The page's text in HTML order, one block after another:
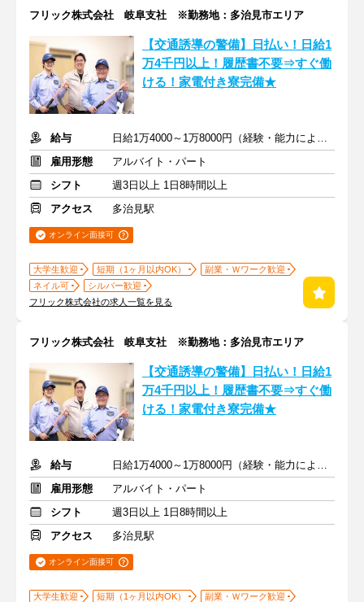
フリック株式会社 岐阜支社 ※勤務地：多治見市エリア
【交通誘導の警備】日払い！日給1
万4千円以上！履歴書不要⇒すぐ働
ける！家電付き寮完備★
給与
日給1万4000～1万8000円（経験・能力による）
雇用形態
アルバイト・パート
シフト
週3日以上 1日8時間以上
アクセス
多治見駅
オンライン面接可
大学生歓迎 短期（1ヶ月以内OK）
副業・Ｗワーク歓迎
ネイル可
シルバー歓迎
フリック株式会社の求人一覧を見る
フリック株式会社 岐阜支社 ※勤務地：多治見市エリア
【交通誘導の警備】日払い！日給1
万4千円以上！履歴書不要⇒すぐ働
ける！家電付き寮完備★
給与
日給1万4000～1万8000円（経験・能力による）
雇用形態
アルバイト・パート
シフト
週3日以上 1日8時間以上
アクセス
多治見駅
オンライン面接可
大学生歓迎 短期（1ヶ月以内OK）
副業・Ｗワーク歓迎